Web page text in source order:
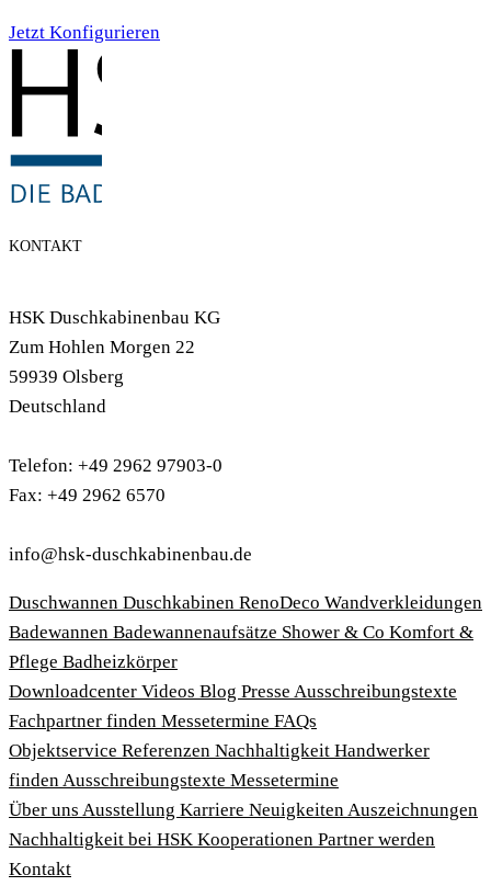
Jetzt Konfigurieren
KONTAKT
HSK Duschkabinenbau KG
Zum Hohlen Morgen 22
59939 Olsberg
Deutschland
Telefon: +49 2962 97903-0
Fax: +49 2962 6570
info@hsk-duschkabinenbau.de
Duschwannen Duschkabinen RenoDeco Wandverkleidungen
Badewannen Badewannenaufsätze Shower & Co Komfort &
Pflege Badheizkörper
Download­center Videos Blog Presse Ausschreibungstexte
Fachpartner finden Messetermine FAQs
Objektservice Referenzen Nachhaltigkeit Handwerker
findenAusschreibungstexte Messetermine
Über uns Ausstellung Karriere NeuigkeitenAuszeichnungen
Nachhaltigkeit bei HSK Kooperationen Partner werden
Kontakt